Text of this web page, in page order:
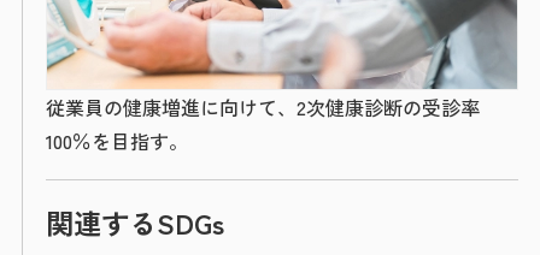
従業員の健康増進に向けて、2次健康診断の受診率
100％を目指す。
関連するSDGs